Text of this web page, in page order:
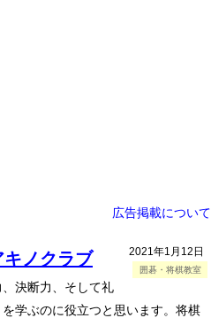
広告掲載について
2021年1月12日
囲碁・将棋教室
ノクラブ
決断力、そして礼
学ぶのに役立つと思います。将棋